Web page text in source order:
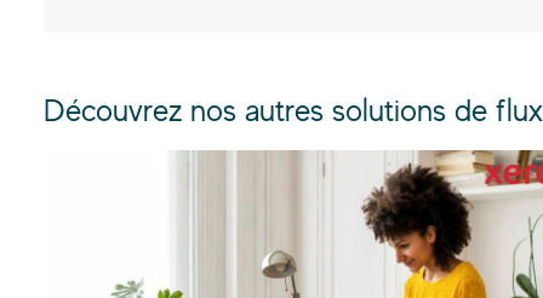
Découvrez nos autres solutions de